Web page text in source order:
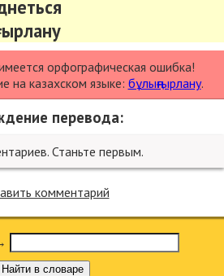
орфографическая ошибка!
на казахском языке: бұлыңғырлану.
перевода:
Станьте первым.
комментарий
Найти в словаре